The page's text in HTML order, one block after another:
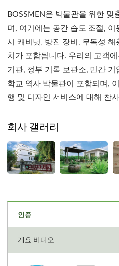
BOSSMEN은 박물관을 위한 맞
며, 여기에는 공간 습도 조절, 이
시 캐비닛, 방진 장비, 무독성 해
치가 포함됩니다. 우리의 고객
기관, 정부 기록 보관소, 민간 기
학교 역사 박물관이 포함되며,
행 및 디자인 서비스에 대해 찬
회사 갤러리
인증
개요 비디오